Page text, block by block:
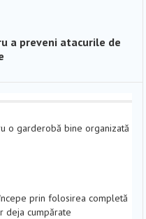
a preveni atacurile de
o garderobă bine organizată
prin folosirea completă
deja cumpărate